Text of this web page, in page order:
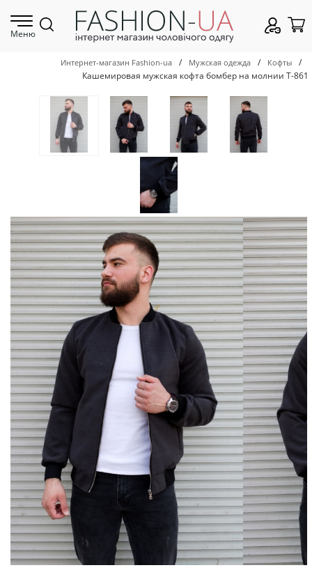
Меню
Интернет-магазин Fashion-ua / Мужская одежда / Кофты
/
Кашемировая мужская кофта бомбер на молнии Т-861